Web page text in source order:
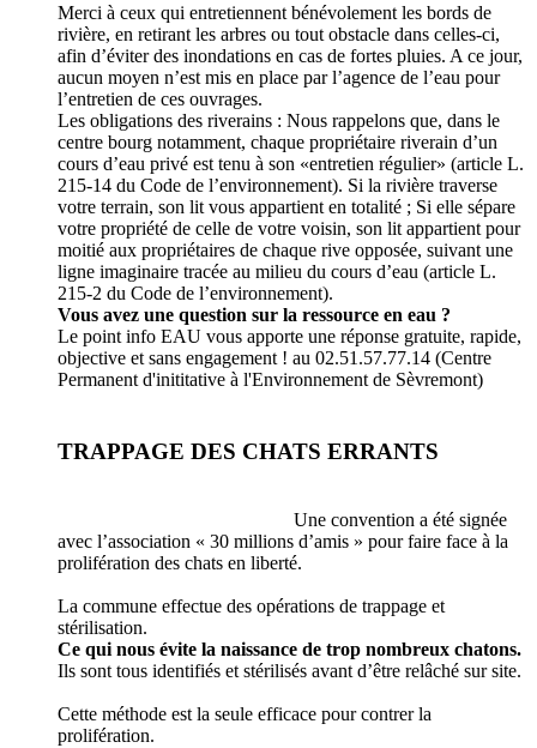
Merci à ceux qui entretiennent bénévolement les bords de
rivière, en retirant les arbres ou tout obstacle dans celles-ci,
afin d’éviter des inondations en cas de fortes pluies. A ce jour,
aucun moyen n’est mis en place par l’agence de l’eau pour
l’entretien de ces ouvrages.
Les obligations des riverains : Nous rappelons que, dans le
centre bourg notamment, chaque propriétaire riverain d’un
cours d’eau privé est tenu à son «entretien régulier» (article L.
215-14 du Code de l’environnement). Si la rivière traverse
votre terrain, son lit vous appartient en totalité ; Si elle sépare
votre propriété de celle de votre voisin, son lit appartient pour
moitié aux propriétaires de chaque rive opposée, suivant une
ligne imaginaire tracée au milieu du cours d’eau (article L.
215-2 du Code de l’environnement).
Vous avez une question sur la ressource en eau ?
Le point info EAU vous apporte une réponse gratuite, rapide,
objective et sans engagement ! au 02.51.57.77.14 (Centre
Permanent d'inititative à l'Environnement de Sèvremont)
TRAPPAGE DES CHATS ERRANTS
Une convention a été signée
avec l’association « 30 millions d’amis » pour faire face à la
prolifération des chats en liberté.
La commune effectue des opérations de trappage et
stérilisation.
Ce qui nous évite la naissance de trop nombreux chatons.
Ils sont tous identifiés et stérilisés avant d’être relâché sur site.
Cette méthode est la seule efficace pour contrer la
prolifération.